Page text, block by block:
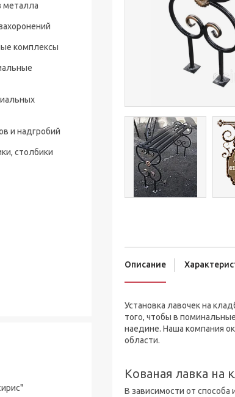
Описание
Установка лавочек на
того, чтобы в
наедине. Наша компания
области.
Кованая лавка на
В зависимости от
металла
на кладбище
на кладбище
и конструкции
на кладбище
комплексы
и надгробий
и надгробия
столбики